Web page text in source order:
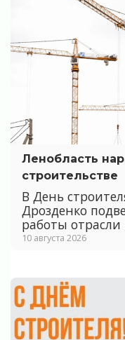
Ленобласть
строительстве
В День
Дрозденко
работы
10 августа 2026